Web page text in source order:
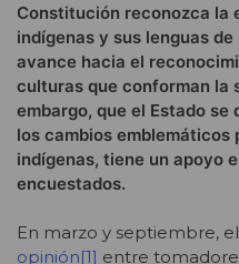
Constitución reconozca la
indígenas y sus lenguas
avance hacia el
culturas que conforman la
embargo, que el Estado se
los cambios emblemáticos
indígenas, tiene un apoyo
encuestados.
En marzo y septiembre,
opinión[1] entre